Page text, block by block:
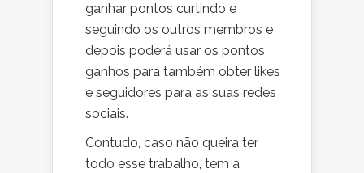
ganhar pontos curtindo e
seguindo os outros membros e
depois poderá usar os pontos
ganhos para também obter likes
e seguidores para as suas redes
sociais.
Contudo, caso não queira ter
todo esse trabalho, tem a